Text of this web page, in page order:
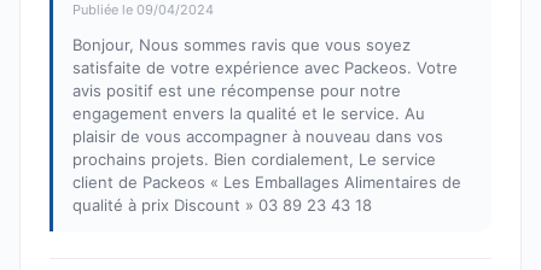
Publiée le 09/04/2024
Bonjour, Nous sommes ravis que vous soyez
satisfaite de votre expérience avec Packeos. Votre
avis positif est une récompense pour notre
engagement envers la qualité et le service. Au
plaisir de vous accompagner à nouveau dans vos
prochains projets. Bien cordialement, Le service
client de Packeos « Les Emballages Alimentaires de
qualité à prix Discount » 03 89 23 43 18